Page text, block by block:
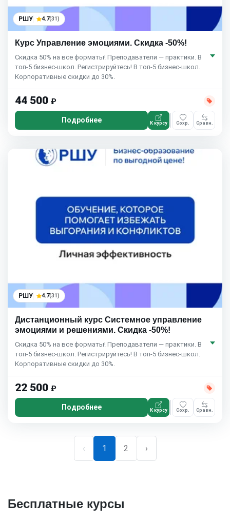
РШУ 4.7(31)
Курс Управление эмоциями. Скидка -50%!
Скидка 50% на все форматы! Преподаватели — практики. В
топ-5 бизнес-школ. Регистрируйтесь! В топ-5 бизнес-школ.
Корпоративные скидки до 30%.
44 500 ₽
Подробнее К курсу Сохр. Сравн.
РШУ 4.7(31)
Дистанционный курс Системное управление
эмоциями и решениями. Скидка -50%!
Скидка 50% на все форматы! Преподаватели — практики. В
топ-5 бизнес-школ. Регистрируйтесь! В топ-5 бизнес-школ.
Корпоративные скидки до 30%.
22 500 ₽
Подробнее К курсу Сохр. Сравн.
‹ 1 2 ›
Бесплатные курсы